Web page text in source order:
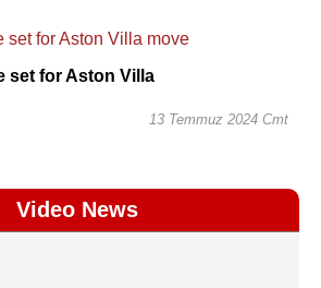
set for Aston Villa
13 Temmuz 2024 Cmt
Video News